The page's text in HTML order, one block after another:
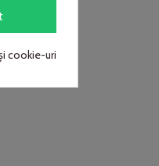
cookie-uri